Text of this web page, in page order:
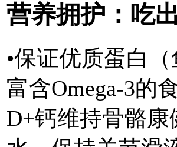
营养拥护：吃
•保证优质蛋白
富含Omega-3的
D+钙维持骨骼